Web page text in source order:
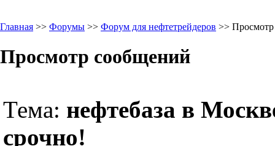
Главная >> Форумы >> Форум для нефтетрейдеров >>
Просмотр сообщений
Тема: нефтебаза в
срочно!